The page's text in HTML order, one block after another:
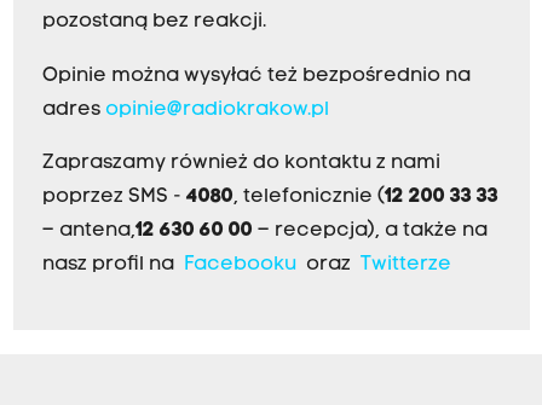
pozostaną bez reakcji.
Opinie można wysyłać też bezpośrednio na
adres opinie@radiokrakow.pl
Zapraszamy również do kontaktu z nami
poprzez SMS - 4080, telefonicznie (12 200 33 33
– antena,12 630 60 00 – recepcja), a także na
nasz profil na
Facebookuoraz Twitterze